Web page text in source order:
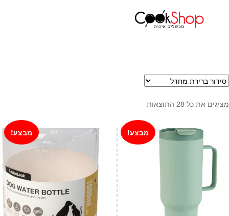
סירים
מחבתות
מוצרי חשמל למטבח
גאדג'טס וכלי מטבח
אחסון למטבח
סכינים
אפייה
קפה ותה
גיפט קארד
עמוד הבית אחסון למטבח
מציגים את כל ⁦28⁩ התוצאות
מבצע! מבצע!